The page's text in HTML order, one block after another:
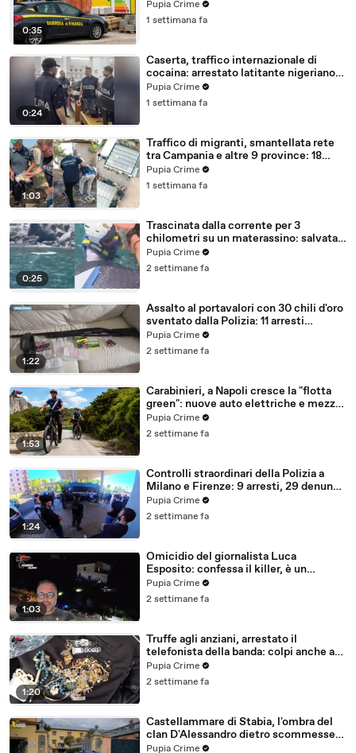
0:35
con false abitazioni (29.07.26)
Pupia Crime
1 settimana fa
0:24
Caserta, traffico internazionale di
cocaina: arrestato latitante nigeriano
ricercato dal 2019 (28.07.26)
Pupia Crime
1 settimana fa
1:03
Traffico di migranti, smantellata rete
tra Campania e altre 9 province: 18
arresti (27.07.26)
Pupia Crime
1 settimana fa
0:25
Trascinata dalla corrente per 3
chilometri su un materassino: salvata
dalla Polizia (25.07.26)
Pupia Crime
2 settimane fa
1:22
Assalto al portavalori con 30 chili d'oro
sventato dalla Polizia: 11 arresti
(25.07.26)
Pupia Crime
2 settimane fa
1:53
Carabinieri, a Napoli cresce la "flotta
green": nuove auto elettriche e mezzi
sostenibili anche sulle isole (25.07.26)
Pupia Crime
2 settimane fa
1:24
Controlli straordinari della Polizia a
Milano e Firenze: 9 arresti, 29 denunce
e oltre 7mila persone identificate
(25.07.26)
Pupia Crime
2 settimane fa
1:03
Omicidio del giornalista Luca
Esposito: confessa il killer, è un
26enne tunisino (25.07.26)
Pupia Crime
2 settimane fa
1:20
Truffe agli anziani, arrestato il
telefonista della banda: colpi anche ad
Aversa, oltre 300mila euro il bottino
stimato (24.07.26)
Pupia Crime
2 settimane fa
Castellammare di Stabia, l'ombra del
clan D'Alessandro dietro scommesse
illegali: 5 arresti (24.07.26)
Pupia Crime